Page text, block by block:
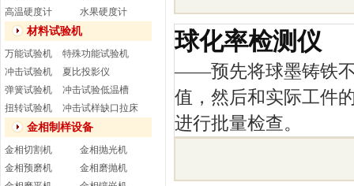
球化率检测仪
——预先将球墨铸铁不
值，然后和实际工件
进行批量检查。
高温硬度计
水果硬度计
材料试验机
万能试验机
特殊功能试验机
冲击试验机
夏比投影仪
弹簧试验机
冲击试验低温槽
扭转试验机
冲击试样缺口拉床
金相制样设备
金相切割机
金相抛光机
金相预磨机
金相磨抛机